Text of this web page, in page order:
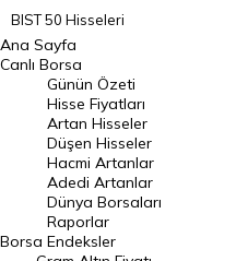
BIST 50 Hisseleri
BIST 100 Hisseleri
En Çok Artan Hisseler
En Çok Düşen Hisseler
Hacmi Artanlar
Geçmiş Kapanışlar
Dünya Borsaları
Ana Sayfa
Canlı Borsa
Borsa
Günün Özeti
Hisse Fiyatları
Artan Hisseler
Düşen Hisseler
Hacmi Artanlar
Adedi Artanlar
Dünya Borsaları
Raporlar
Endeksler